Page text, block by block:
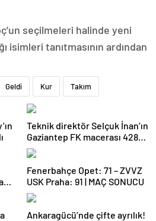
seçilmeleri halinde yeni
isimleri tanıtmasının ardından
Geldi Kur Takım
Teknik direktör Selçuk İnan’ın
Gaziantep FK macerası 428
gün sürdü
Fenerbahçe Opet: 71 – ZVVZ
USK Praha: 91 | MAÇ SONUCU
Ankaragücü’nde çifte ayrılık!